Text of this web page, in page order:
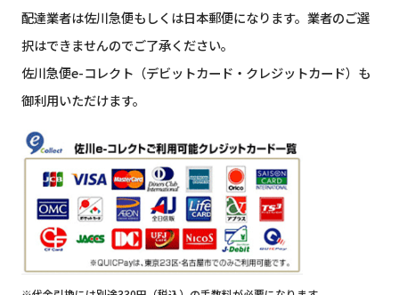
配達業者は佐川急便もしくは日本郵便になります。業者のご選
択はできませんのでご了承ください。
佐川急便e-コレクト（デビットカード・クレジットカード）も
御利用いただけます。